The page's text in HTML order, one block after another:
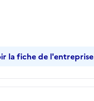
la fiche de l'entreprise